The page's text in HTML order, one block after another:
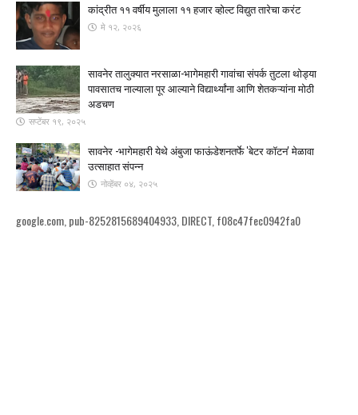
कांद्रीत ११ वर्षीय मुलाला ११ हजार व्होल्ट विद्युत तारेचा करंट
मे १२, २०२६
सावनेर तालुक्यात नरसाळा-भागेमहारी गावांचा संपर्क तुटला ​थोड्या
पावसातच नाल्याला पूर आल्याने विद्यार्थ्यांना आणि शेतकऱ्यांना मोठी
अडचण
सप्टेंबर १९, २०२५
सावनेर -भागेमहारी येथे अंबुजा फाऊंडेशनतर्फे 'बेटर कॉटन' मेळावा
उत्साहात संपन्न
नोव्हेंबर ०४, २०२५
google.com, pub-8252815689404933, DIRECT, f08c47fec0942fa0